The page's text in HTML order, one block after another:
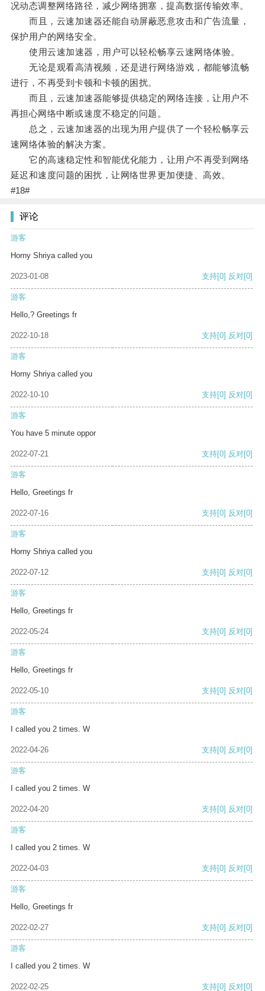
况动态调整网络路径，减少网络拥塞，提高数据传输效率。
而且，云速加速器还能自动屏蔽恶意攻击和广告流量，
保护用户的网络安全。
使用云速加速器，用户可以轻松畅享云速网络体验。
无论是观看高清视频，还是进行网络游戏，都能够流畅
进行，不再受到卡顿和卡顿的困扰。
而且，云速加速器能够提供稳定的网络连接，让用户不
再担心网络中断或速度不稳定的问题。
总之，云速加速器的出现为用户提供了一个轻松畅享云
速网络体验的解决方案。
它的高速稳定性和智能优化能力，让用户不再受到网络
延迟和速度问题的困扰，让网络世界更加便捷、高效。
#18#
评论
游客
Horny Shriya called you
2023-01-08 支持[0] 反对[0]
游客
Hello,? Greetings fr
2022-10-18 支持[0] 反对[0]
游客
Horny Shriya called you
2022-10-10 支持[0] 反对[0]
游客
You have 5 minute oppor
2022-07-21 支持[0] 反对[0]
游客
Hello, Greetings fr
2022-07-16 支持[0] 反对[0]
游客
Horny Shriya called you
2022-07-12 支持[0] 反对[0]
游客
Hello, Greetings fr
2022-05-24 支持[0] 反对[0]
游客
Hello, Greetings fr
2022-05-10 支持[0] 反对[0]
游客
I called you 2 times. W
2022-04-26 支持[0] 反对[0]
游客
I called you 2 times. W
2022-04-20 支持[0] 反对[0]
游客
I called you 2 times. W
2022-04-03 支持[0] 反对[0]
游客
Hello, Greetings fr
2022-02-27 支持[0] 反对[0]
游客
I called you 2 times. W
2022-02-25 支持[0] 反对[0]